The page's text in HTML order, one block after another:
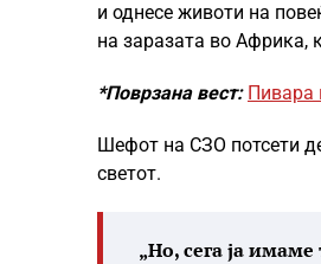
и однесе животи на
на заразата во Африка,
*Поврзана вест: Пивара
Шефот на СЗО потсети
светот.
„Но, сега ја